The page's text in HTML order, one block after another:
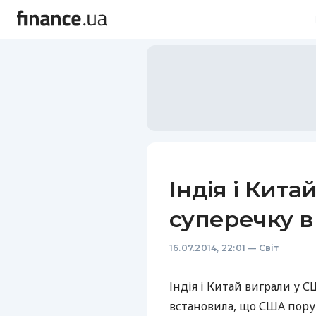
Індія і
суперечку
16.07.2014, 22:01 — Світ
Індія і Китай виграли у
встановила, щоСША